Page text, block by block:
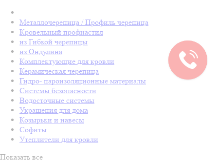
Металлочерепица / Профиль черепица
Кровельный профнастил
из Гибкой черепицы
из Ондулина
Комплектующие для кровли
Керамическая черепица
Гидро- пароизоляционные материалы
Системы безопасности
Водосточные системы
Украшения для дома
Козырьки и навесы
Софиты
Утеплители для кровли
Показать все